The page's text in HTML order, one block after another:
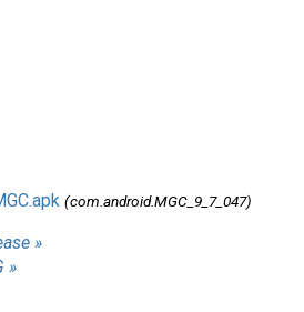
(com.android.MGC_9_7_047)
»
»